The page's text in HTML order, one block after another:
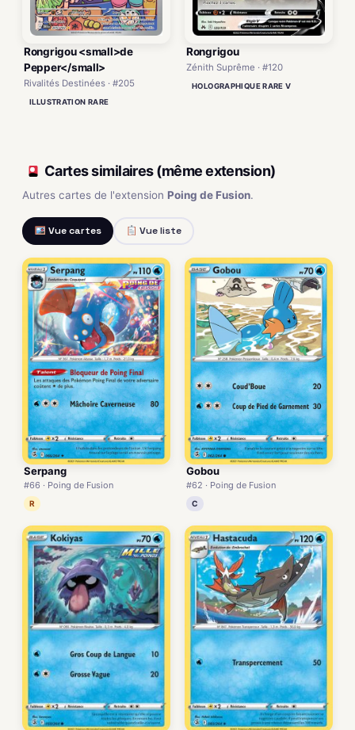
Rongrigou <small>de
Pepper</small>
Rivalités Destinées · #205
ILLUSTRATION RARE
Rongrigou
Zénith Suprême · #120
HOLOGRAPHIQUE RARE V
Cartes similaires (même extension)
Autres cartes de l'extension Poing de Fusion.
Vue cartes Vue liste
Serpang
#66 · Poing de Fusion
R
Gobou
#62 · Poing de Fusion
C